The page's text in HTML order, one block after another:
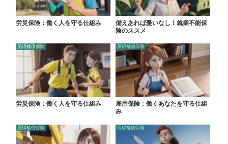
労災保険：働く人を守る仕組み
備えあれば憂いなし！就業不能保
険のススメ
所得補償保険
労災保険：働く人を守る仕組み
所得補償保険
雇用保険：働くあなたを守る仕組
み
所得補償保険 所得補償保険